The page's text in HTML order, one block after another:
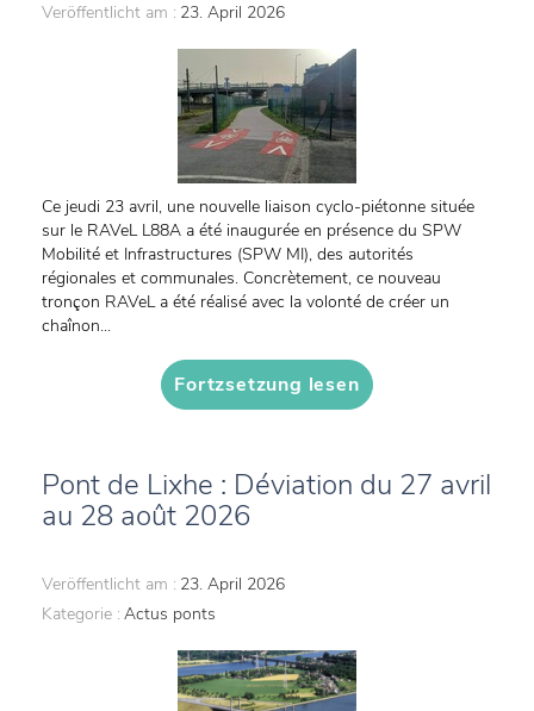
Veröffentlicht am : 23. April 2026
Ce jeudi 23 avril, une nouvelle liaison cyclo-piétonne située
sur le RAVeL L88A a été inaugurée en présence du SPW
Mobilité et Infrastructures (SPW MI), des autorités
régionales et communales. Concrètement, ce nouveau
tronçon RAVeL a été réalisé avec la volonté de créer un
chaînon...
Fortzsetzung lesen
Pont de Lixhe : Déviation du 27 avril
au 28 août 2026
Veröffentlicht am : 23. April 2026
Kategorie : Actus ponts